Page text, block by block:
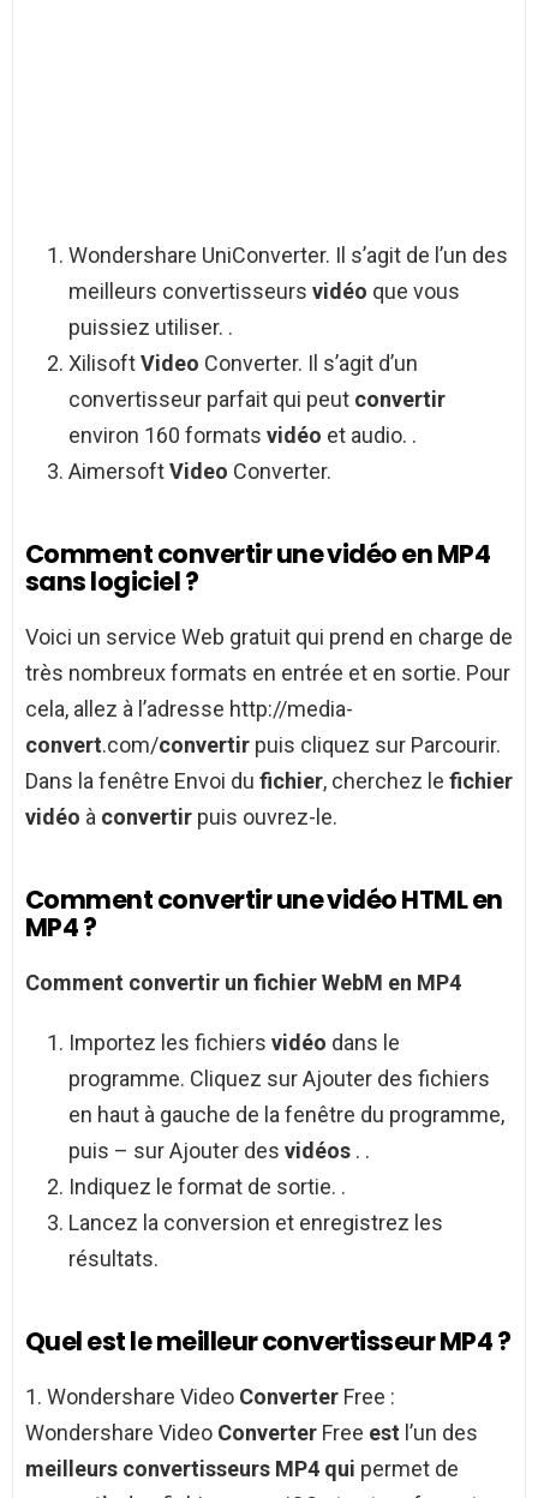
Wondershare UniConverter. Il s’agit de l’un des
meilleurs convertisseurs vidéo que vous
puissiez utiliser. .
XilisoftVideo Converter. Il s’agit d’un
convertisseur parfait qui peut convertir
environ 160 formats vidéo et audio. .
AimersoftVideo Converter.
Comment convertir une vidéo en MP4
sans logiciel ?
Voici un service Web gratuit qui prend en charge de
très nombreux formats en entrée et en sortie. Pour
cela, allez à l’adresse http://media-
convert.com/convertir puis cliquez sur Parcourir.
Dans la fenêtre Envoi du fichier, cherchez le fichier
vidéo à convertir puis ouvrez-le.
Comment convertir une vidéo HTML en
MP4 ?
Comment convertir un fichier WebM en MP4
Importez les fichiers vidéo dans le
programme. Cliquez sur Ajouter des fichiers
en haut à gauche de la fenêtre du programme,
puis – sur Ajouter des vidéos . .
Indiquez le format de sortie. .
Lancez la conversion et enregistrez les
résultats.
Quel est le meilleur convertisseur MP4 ?
1. Wondershare Video Converter Free :
Wondershare Video Converter Free est l’un des
meilleurs convertisseurs MP4 qui permet de